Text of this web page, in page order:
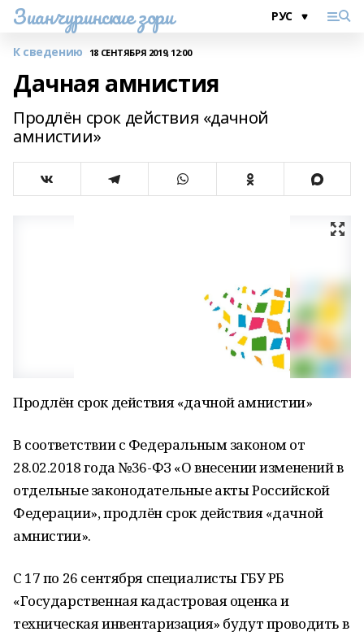
Зианчуринские зори
К сведению 18 СЕНТЯБРЯ 2019, 12:00
Дачная амнистия
Продлён срок действия «дачной
амнистии»
Продлён срок действия «дачной амнистии»
В соответствии с Федеральным законом от
28.02.2018 года №36-ФЗ «О внесении изменений в
отдельные законодательные акты Российской
Федерации», продлён срок действия «дачной
амнистии».
С 17 по 26 сентября специалисты ГБУ РБ
«Государственная кадастровая оценка и
техническая инвентаризация» будут проводить в